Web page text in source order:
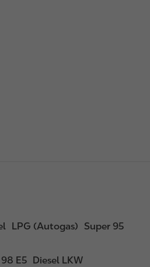
LPG (Autogas) Super 95
E5 Diesel LKW